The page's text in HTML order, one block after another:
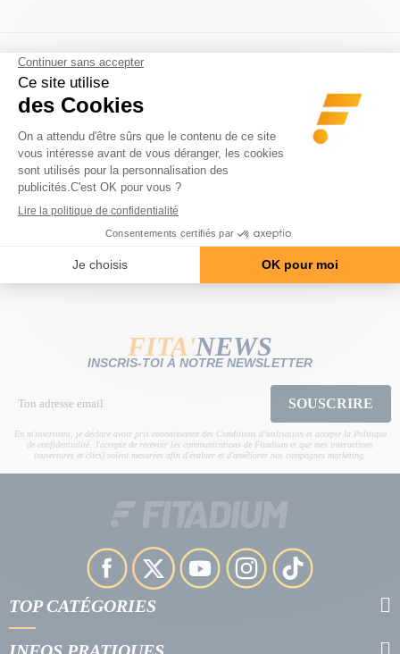
LIVRAISON OFFERTE
en point relais dès 60€ d'achat
DES CONSEILS D'EXPERTS
gratuits et sur mesure
RETOURS SIMPLES ET
GRATUITS
SANS FRAIS
100% sécurisé
FITA'NEWS
INSCRIS-TOI À NOTRE NEWSLETTER
SOUSCRIRE
En m'inscrivant, je déclare avoir pris connaissance des Conditions d’utilisation et accepte la Politique
de confidentialité. J'accepte de recevoir les communications de Fitadium et que mes interactions
(ouvertures et clics) soient mesurées afin d'évaluer et d'améliorer nos campagnes marketing.
TOP CATÉGORIES